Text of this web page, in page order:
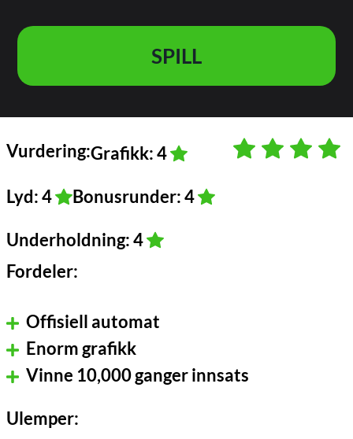
SPILL
Vurdering:Grafikk: 4
Lyd: 4 Bonusrunder: 4
Underholdning: 4
Fordeler:
Offisiell automat
Enorm grafikk
Vinne 10,000 ganger innsats
Ulemper: